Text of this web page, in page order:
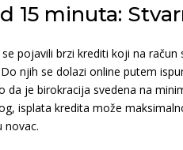
15 minuta:
pojavili brzi krediti koji na
njih se dolazi online putem
da je birokracija svedena na
isplata kredita može
novac.